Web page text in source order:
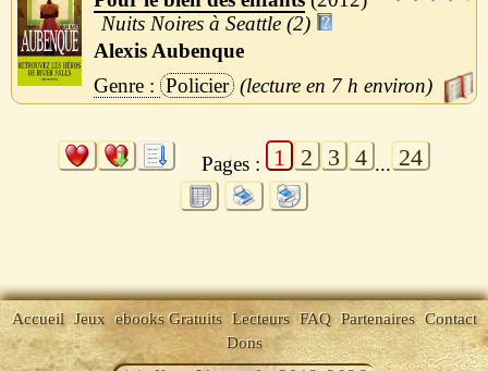
Nuits Noires à Seattle (2)
Alexis Aubenque
Policier
7 h
Pages : 1 2 3 4 ... 24
Accueil Jeux ebooks Gratuits Lecteurs FAQ Partenaires Contact
Dons